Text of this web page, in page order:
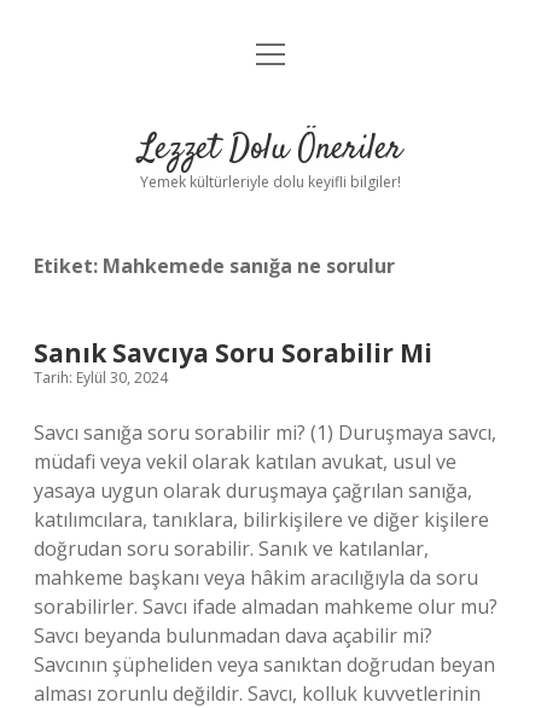
Anasayfa
Yasal Uyarı
menüyü
Lezzet Dolu Öneriler
Yemek kültürleriyle dolu keyifli bilgiler!
Etiket: Mahkemede sanığa ne sorulur
Sanık Savcıya Soru Sorabilir Mi
Tarih: Eylül 30, 2024
Savcı sanığa soru sorabilir mi? (1) Duruşmaya savcı,
müdafi veya vekil olarak katılan avukat, usul ve
yasaya uygun olarak duruşmaya çağrılan sanığa,
katılımcılara, tanıklara, bilirkişilere ve diğer kişilere
doğrudan soru sorabilir. Sanık ve katılanlar,
mahkeme başkanı veya hâkim aracılığıyla da soru
sorabilirler. Savcı ifade almadan mahkeme olur mu?
Savcı beyanda bulunmadan dava açabilir mi?
Savcının şüpheliden veya sanıktan doğrudan beyan
alması zorunlu değildir. Savcı, kolluk kuvvetlerinin